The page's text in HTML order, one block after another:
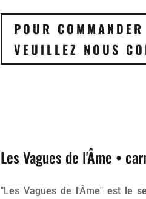
POUR
VEUILLEZ NOUS
Les Vagues de l'Âme •
"Les Vagues de l'Âme" est le